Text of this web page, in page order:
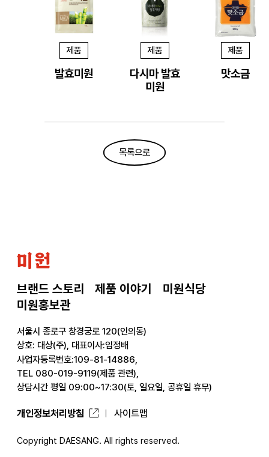
제품
발효미원
제품
다시마 발효
미원
제품
맛소금
목록으로
브랜드 스토리 제품 이야기
미원식당
미원홍보관
미
서울시 종로구 창경궁로 120(인의동)
상호: 대상(주), 대표이사:임정배
사업자등록번호:109-81-14886,
TEL 080-019-9119(제품 관련),
상담시간 평일 09:00~17:30(토, 일요일, 공휴일 휴무)
개인정보처리방침 사이트맵
Copyright DAESANG. All rights reserved.